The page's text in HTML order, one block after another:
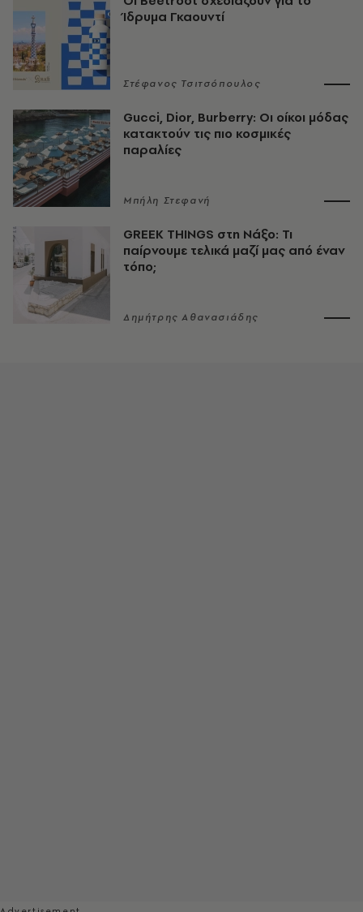
Ίδρυμα Γκαουντί
Στέφανος Τσιτσόπουλος
Gucci, Dior, Burberry: Οι οίκοι μόδας
κατακτούν τις πιο κοσμικές
παραλίες
Μπήλη Στεφανή
GREEK THINGS στη Νάξο: Τι
παίρνουμε τελικά μαζί μας από έναν
τόπο;
Δημήτρης Αθανασιάδης